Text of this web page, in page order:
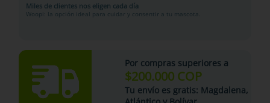
Miles de clientes nos eligen cada día
Woopi: la opción ideal para cuidar y consentir a tu mascota.
Por compras superiores a
$200.000 COP
Tu envío es gratis: Magdalena,